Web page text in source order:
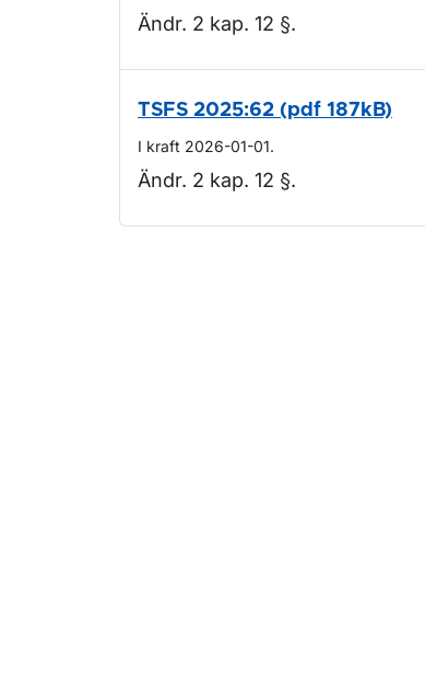
Ändr. 2 kap. 12 §.
TSFS 2025:62 (pdf 187kB)
I kraft 2026-01-01.
Ändr. 2 kap. 12 §.